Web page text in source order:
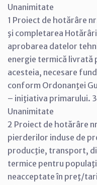
Unanimitate
1 Proiect de hotărâre
şi completarea
aprobarea datelor
energie termică livrată
acesteia, necesare
conform Ordonanţei
– iniţiativa primarului.
Unanimitate
2 Proiect de hotărâre
pierderilor induse de
producţie, transport,
termice pentru
neacceptate în preţ/